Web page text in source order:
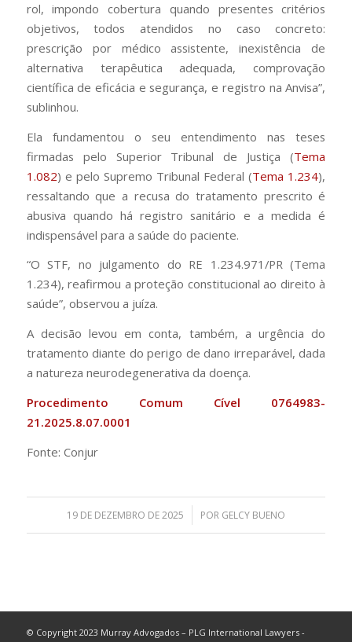
rol, impondo cobertura quando presentes critérios
objetivos, todos atendidos no caso concreto:
prescrição por médico assistente, inexistência de
alternativa terapêutica adequada, comprovação
científica de eficácia e segurança, e registro na Anvisa”,
sublinhou.
Ela fundamentou o seu entendimento nas teses
firmadas pelo Superior Tribunal de Justiça (Tema
1.082) e pelo Supremo Tribunal Federal (Tema 1.234),
ressaltando que a recusa do tratamento prescrito é
abusiva quando há registro sanitário e a medida é
indispensável para a saúde do paciente.
“O STF, no julgamento do RE 1.234.971/PR (Tema
1.234), reafirmou a proteção constitucional ao direito à
saúde”, observou a juíza.
A decisão levou em conta, também, a urgência do
tratamento diante do perigo de dano irreparável, dada
a natureza neurodegenerativa da doença.
Procedimento Comum Cível 0764983-
21.2025.8.07.0001
Fonte: Conjur
19 DE DEZEMBRO DE 2025
/ POR GELCY BUENO
© Copyright 2023 Murray Advogados – PLG International Lawyers -